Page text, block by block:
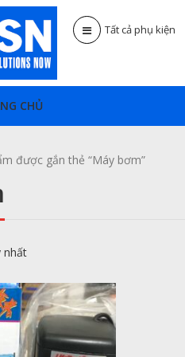
Tất cả phụ kiện
CHỦ
được gắn thẻ “Máy bơm”
nhất